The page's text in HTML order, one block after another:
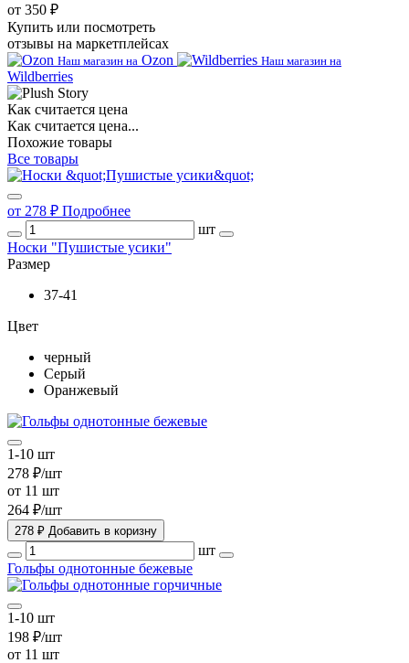
от 350 ₽
Купить или посмотреть
отзывы на маркетплейсах
Наш магазин на Ozon Наш магазин на
Wildberries
Как считается цена
Как считается цена...
Похожие товары
Все товары
от 278 ₽ Подробнее
шт
Носки "Пушистые усики"
Размер
37-41
Цвет
черный
Серый
Оранжевый
1-10 шт
278 ₽/шт
от 11 шт
264 ₽/шт
278 ₽ Добавить в коризну
шт
Гольфы однотонные бежевые
1-10 шт
198 ₽/шт
от 11 шт